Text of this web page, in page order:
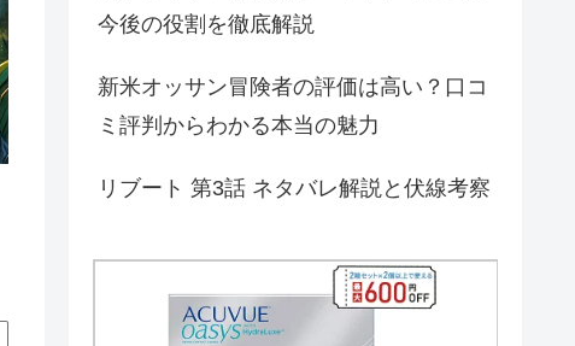
今後の役割を徹底解説
新米オッサン冒険者の評価は高い？口コ
ミ評判からわかる本当の魅力
リブート 第3話 ネタバレ解説と伏線考察